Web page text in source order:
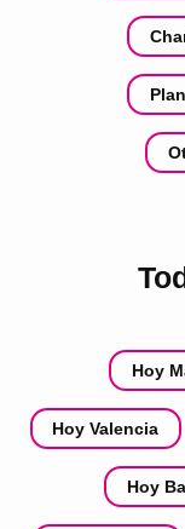
Hoy
Hoy Valencia
Hoy